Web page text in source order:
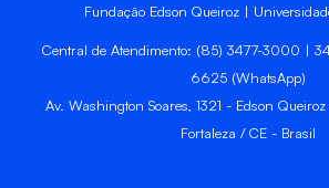
Fundação Edson Queiroz |
Central de Atendimento: (85) 3477-3000 |
6625 (WhatsApp)
Av. Washington Soares, 1321 - Edson
Fortaleza / CE - Brasil